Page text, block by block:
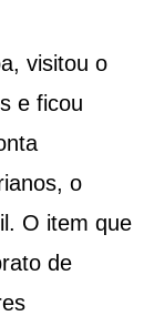
visitou o
e ficou
o
O item que
de